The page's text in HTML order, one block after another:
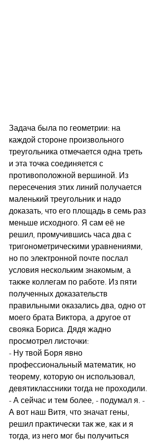
Задача была по геометрии: на
каждой стороне произвольного
треугольника отмечается одна треть
и эта точка соединяется с
противоположной вершиной. Из
пересечения этих линий получается
маленький треугольник и надо
доказать, что его площадь в семь раз
меньше исходного. Я сам её не
решил, промучившись часа два с
тригонометрическими уравнениями,
но по электронной почте послал
условия нескольким знакомым, а
также коллегам по работе. Из пяти
полученных доказательств
правильными оказались два, одно от
моего брата Виктора, а другое от
свояка Бориса. Дядя жадно
просмотрел листочки:
- Ну твой Боря явно
профессиональный математик, но
теорему, которую он использовал,
девятиклассники тогда не проходили.
- А сейчас и тем более, - подумал я. -
А вот наш Витя, что значат гены,
решил практически так же, как и я
тогда, из него мог бы получиться